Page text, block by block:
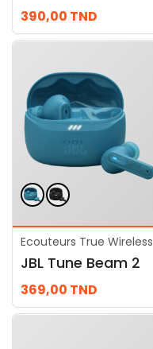
390,00 TND
Ecouteurs True Wireless
JBL Tune Beam 2
369,00 TND